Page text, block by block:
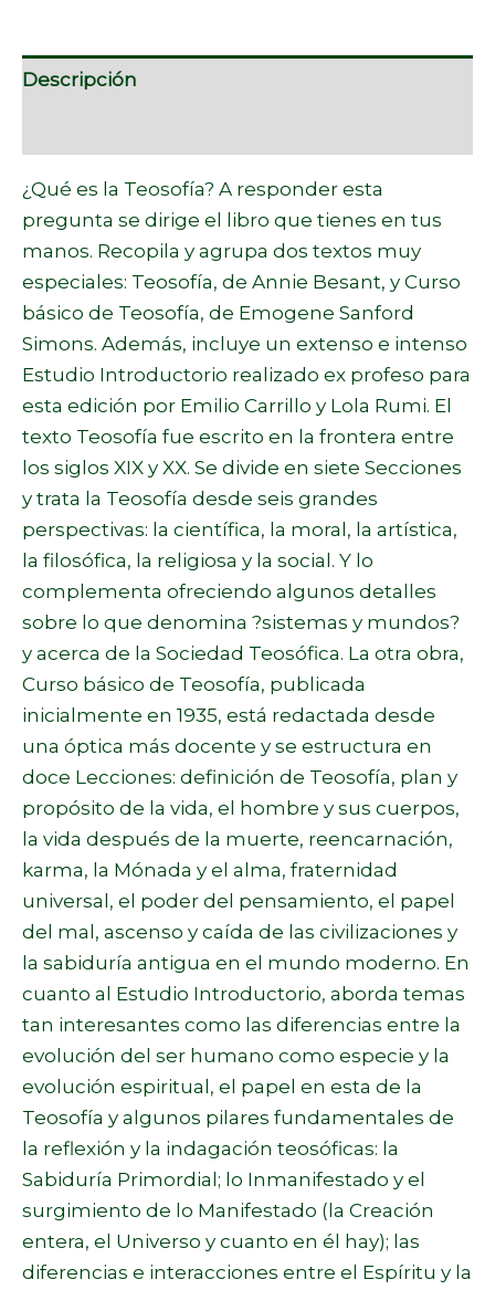
Descripción
¿Qué es la Teosofía? A responder esta
pregunta se dirige el libro que tienes en tus
manos. Recopila y agrupa dos textos muy
especiales: Teosofía, de Annie Besant, y Curso
básico de Teosofía, de Emogene Sanford
Simons. Además, incluye un extenso e intenso
Estudio Introductorio realizado ex profeso para
esta edición por Emilio Carrillo y Lola Rumi. El
texto Teosofía fue escrito en la frontera entre
los siglos XIX y XX. Se divide en siete Secciones
y trata la Teosofía desde seis grandes
perspectivas: la científica, la moral, la artística,
la filosófica, la religiosa y la social. Y lo
complementa ofreciendo algunos detalles
sobre lo que denomina ?sistemas y mundos?
y acerca de la Sociedad Teosófica. La otra obra,
Curso básico de Teosofía, publicada
inicialmente en 1935, está redactada desde
una óptica más docente y se estructura en
doce Lecciones: definición de Teosofía, plan y
propósito de la vida, el hombre y sus cuerpos,
la vida después de la muerte, reencarnación,
karma, la Mónada y el alma, fraternidad
universal, el poder del pensamiento, el papel
del mal, ascenso y caída de las civilizaciones y
la sabiduría antigua en el mundo moderno. En
cuanto al Estudio Introductorio, aborda temas
tan interesantes como las diferencias entre la
evolución del ser humano como especie y la
evolución espiritual, el papel en esta de la
Teosofía y algunos pilares fundamentales de
la reflexión y la indagación teosóficas: la
Sabiduría Primordial; lo Inmanifestado y el
surgimiento de lo Manifestado (la Creación
entera, el Universo y cuanto en él hay); las
diferencias e interacciones entre el Espíritu y la